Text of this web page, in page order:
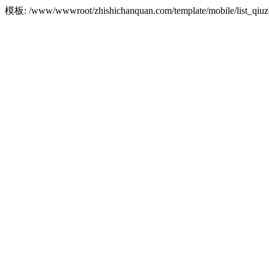
模板: /www/wwwroot/zhishichanquan.com/template/mobile/